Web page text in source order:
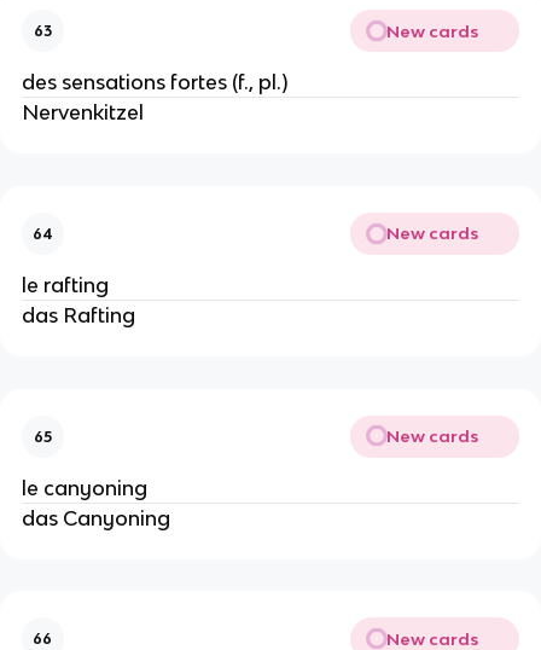
63 New cards
des sensations fortes (f., pl.)
Nervenkitzel
64 New cards
le rafting
das Rafting
65 New cards
le canyoning
das Canyoning
66 New cards